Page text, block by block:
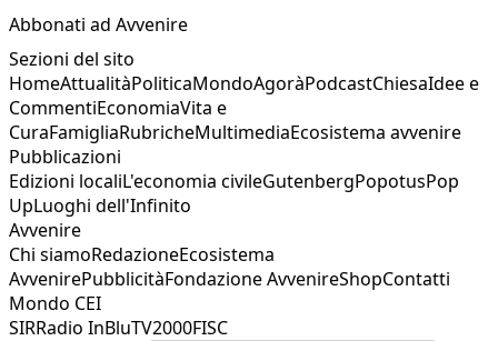
Abbonati ad Avvenire
Sezioni del sito
HomeAttualitàPoliticaMondoAgoràPodcastChiesaIdee e
CommentiEconomiaVita e
CuraFamigliaRubricheMultimediaEcosistema avvenire
Pubblicazioni
Edizioni localiL'economia civileGutenbergPopotusPop
UpLuoghi dell'Infinito
Avvenire
Chi siamoRedazioneEcosistema
AvvenirePubblicitàFondazione AvvenireShopContatti
Mondo CEI
SIRRadio InBluTV2000FISC